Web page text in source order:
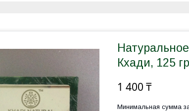
Кхади, 125
1 400 ₸
Минимальная сумма